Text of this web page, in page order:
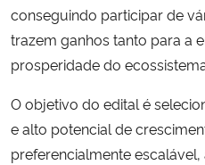
conseguindo participar de
trazem ganhos tanto para a
prosperidade do
O objetivo do edital é
e alto potencial de
preferencialmente